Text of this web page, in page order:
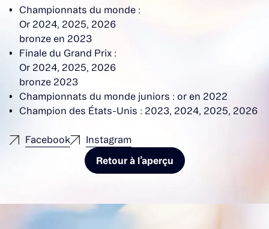
Championnats du monde :
Or 2024, 2025, 2026
bronze en 2023
Finale du Grand Prix :
Or 2024, 2025, 2026
bronze 2023
Championnats du monde juniors : or en 2022
Champion des États-Unis : 2023, 2024, 2025, 2026
Facebook
Instagram
Retour à l’aperçu